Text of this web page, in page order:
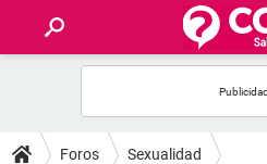
FOROS
Foros Sexualidad